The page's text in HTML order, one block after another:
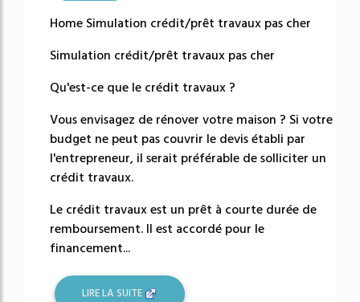
4639%
Home Simulation crédit/prêt travaux pas cher
Simulation crédit/prêt travaux pas cher
Qu'est-ce que le crédit travaux ?
Vous envisagez de rénover votre maison ? Si votre
budget ne peut pas couvrir le devis établi par
l'entrepreneur, il serait préférable de solliciter un
crédit travaux.
Le crédit travaux est un prêt à courte durée de
remboursement. Il est accordé pour le
financement...
LIRE LA SUITE